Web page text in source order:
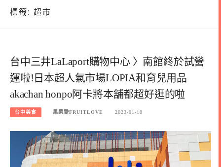
標籤: 超市
台中三井LaLaport購物中心 〉南館終於試營
運啦!日本超人氣市場LOPIA和育兒用品
akachan honpo阿卡將本舖都超好逛的啦
台中美食 果果愛FRUITLOVE 2023-01-18